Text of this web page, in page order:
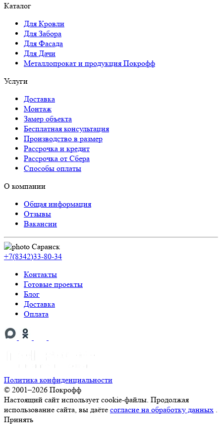
Каталог
Для Кровли
Для Забора
Для Фасада
Для Дачи
Металлопрокат и продукция Покрофф
Услуги
Доставка
Монтаж
Замер объекта
Бесплатная консультация
Производство в размер
Рассрочка и кредит
Рассрочка от Сбера
Способы оплаты
О компании
Общая информация
Отзывы
Вакансии
Саранск
+7(8342)33-80-34
Контакты
Готовые проекты
Блог
Доставка
Оплата
Политика конфиденциальности
© 2001–2026 Покрофф
Настоящий сайт использует cookie-файлы. Продолжая
использование сайта, вы даёте согласие на обработку данных .
Принять